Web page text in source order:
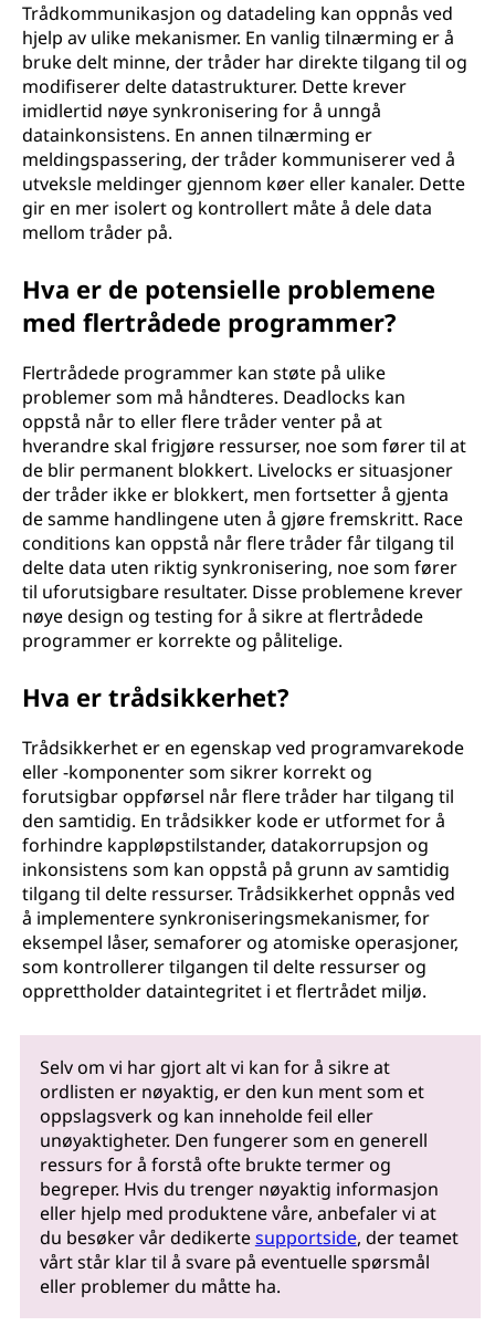
Trådkommunikasjon og datadeling kan oppnås ved
hjelp av ulike mekanismer. En vanlig tilnærming er å
bruke delt minne, der tråder har direkte tilgang til og
modifiserer delte datastrukturer. Dette krever
imidlertid nøye synkronisering for å unngå
datainkonsistens. En annen tilnærming er
meldingspassering, der tråder kommuniserer ved å
utveksle meldinger gjennom køer eller kanaler. Dette
gir en mer isolert og kontrollert måte å dele data
mellom tråder på.
Hva er de potensielle problemene
med flertrådede programmer?
Flertrådede programmer kan støte på ulike
problemer som må håndteres. Deadlocks kan
oppstå når to eller flere tråder venter på at
hverandre skal frigjøre ressurser, noe som fører til at
de blir permanent blokkert. Livelocks er situasjoner
der tråder ikke er blokkert, men fortsetter å gjenta
de samme handlingene uten å gjøre fremskritt. Race
conditions kan oppstå når flere tråder får tilgang til
delte data uten riktig synkronisering, noe som fører
til uforutsigbare resultater. Disse problemene krever
nøye design og testing for å sikre at flertrådede
programmer er korrekte og pålitelige.
Hva er trådsikkerhet?
Trådsikkerhet er en egenskap ved programvarekode
eller -komponenter som sikrer korrekt og
forutsigbar oppførsel når flere tråder har tilgang til
den samtidig. En trådsikker kode er utformet for å
forhindre kappløpstilstander, datakorrupsjon og
inkonsistens som kan oppstå på grunn av samtidig
tilgang til delte ressurser. Trådsikkerhet oppnås ved
å implementere synkroniseringsmekanismer, for
eksempel låser, semaforer og atomiske operasjoner,
som kontrollerer tilgangen til delte ressurser og
opprettholder dataintegritet i et flertrådet miljø.
Selv om vi har gjort alt vi kan for å sikre at
ordlisten er nøyaktig, er den kun ment som et
oppslagsverk og kan inneholde feil eller
unøyaktigheter. Den fungerer som en generell
ressurs for å forstå ofte brukte termer og
begreper. Hvis du trenger nøyaktig informasjon
eller hjelp med produktene våre, anbefaler vi at
du besøker vår dedikertesupportside, der teamet
vårt står klar til å svare på eventuelle spørsmål
eller problemer du måtte ha.